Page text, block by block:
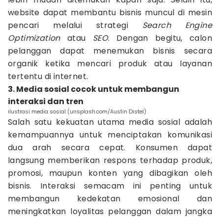
website dapat membantu bisnis muncul di mesin
pencari melalui strategi Search Engine
Optimizationatau SEO. Dengan begitu, calon
pelanggan dapat menemukan bisnis secara
organik ketika mencari produk atau layanan
tertentu di internet.
3. Media sosial cocok untuk membangun
interaksi dan tren
ilustrasi media sosial (unsplash.com/Austin Distel)
Salah satu kekuatan utama media sosial adalah
kemampuannya untuk menciptakan komunikasi
dua arah secara cepat. Konsumen dapat
langsung memberikan respons terhadap produk,
promosi, maupun konten yang dibagikan oleh
bisnis. Interaksi semacam ini penting untuk
membangun kedekatan emosional dan
meningkatkan loyalitas pelanggan dalam jangka